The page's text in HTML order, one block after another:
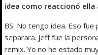
idea como reaccionó ella
BS: No tengo idea. Eso
separara. Jeff fue la
remix. Yo no he estado